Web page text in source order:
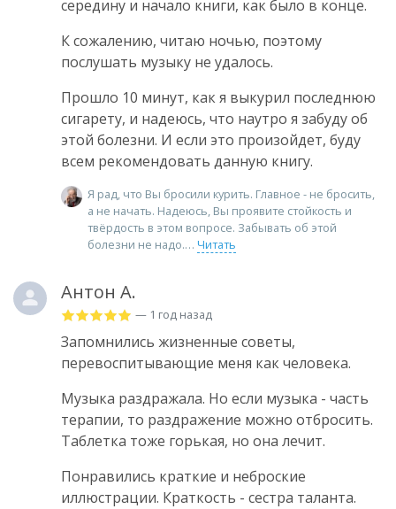
середину и начало книги, как было в конце.
К сожалению, читаю ночью, поэтому
послушать музыку не удалось.
Прошло 10 минут, как я выкурил последнюю
сигарету, и надеюсь, что наутро я забуду об
этой болезни. И если это произойдет, буду
всем рекомендовать данную книгу.
Я рад, что Вы бросили курить. Главное - не бросить,
а не начать. Надеюсь, Вы проявите стойкость и
твёрдость в этом вопросе. Забывать об этой
болезни не надо.
Читать
Антон А.
— 1 год назад
Запомнились жизненные советы,
перевоспитывающие меня как человека.
Музыка раздражала. Но если музыка - часть
терапии, то раздражение можно отбросить.
Таблетка тоже горькая, но она лечит.
Понравились краткие и неброские
иллюстрации. Краткость - сестра таланта.